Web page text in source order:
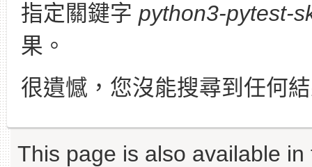
指定關鍵字 python3-pytest-
果。
很遺憾，您沒能搜尋到任何
This page is also available